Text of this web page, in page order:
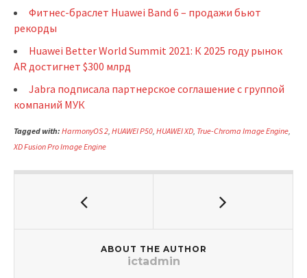
Фитнес-браслет Huawei Band 6 – продажи бьют
рекорды
Huawei Better World Summit 2021: К 2025 году рынок
AR достигнет $300 млрд
Jabra подписала партнерское соглашение с группой
компаний МУК
Tagged with: HarmonyOS 2 HUAWEI P50 HUAWEI XD True-Chroma Image Engine
XD Fusion Pro Image Engine
ABOUT THE AUTHOR
ictadmin